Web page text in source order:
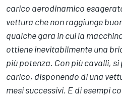
carico aerodinamico
vettura che non raggiunge
qualche gara in cui la
ottiene inevitabilmente una
più potenza. Con più cavalli,
carico, disponendo di una
mesi successivi. E di esempi